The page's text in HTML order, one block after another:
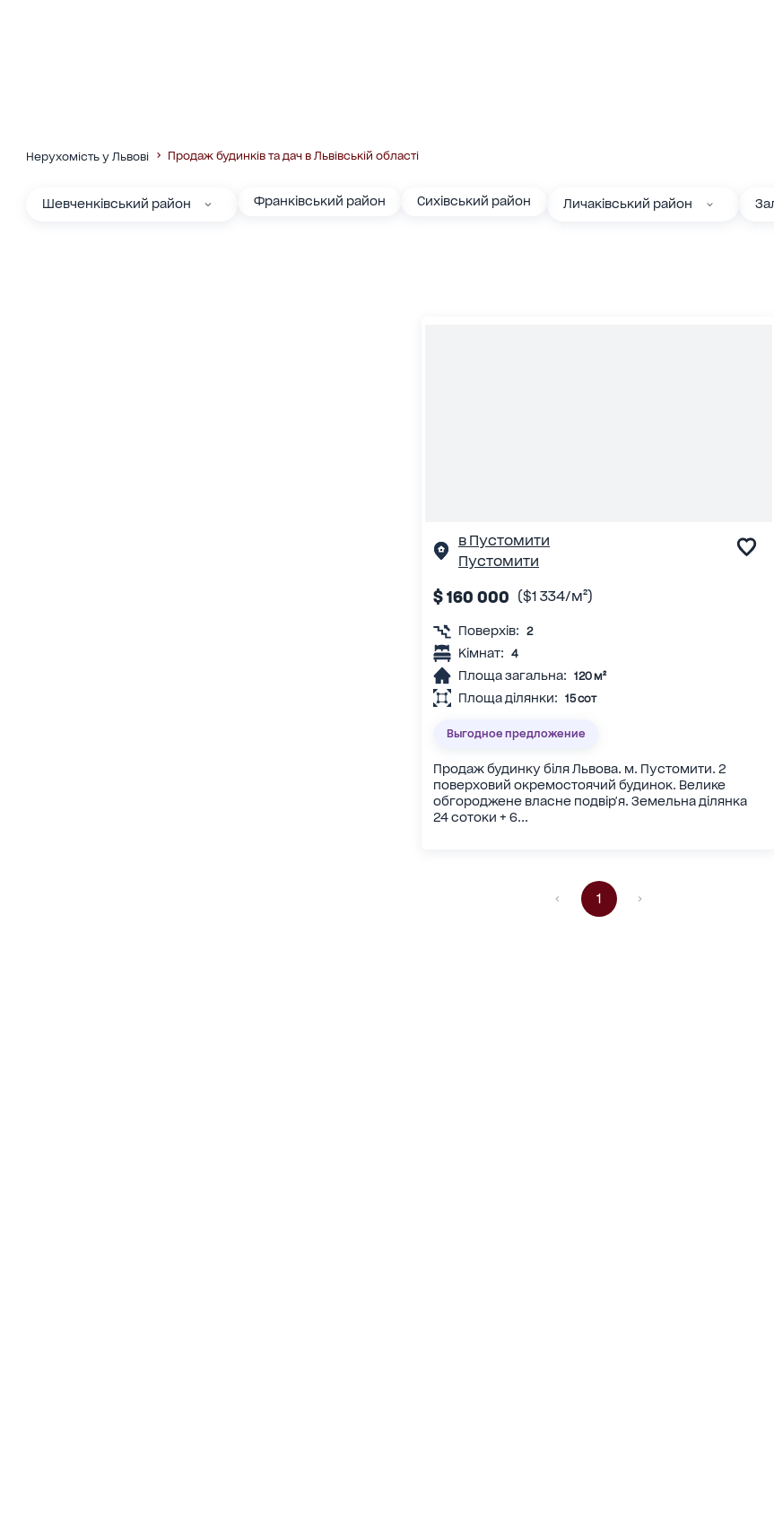
Нерухомість у Львові Продаж будинків та дач в Львівській області
Шевченківський район Франківський район Сихівський район Личаківський район
в Пустомити
Пустомити
$ 160 000 ($1 334/м²)
Поверхів: 2
Кімнат: 4
Площа загальна: 120 м²
Площа ділянки: 15 сот
Выгодное предложение
Продаж будинку біля Львова. м. Пустомити. 2
поверховий окремостоячий будинок. Велике
обгороджене власне подвір'я. Земельна ділянка
24 сотоки + 6...
1